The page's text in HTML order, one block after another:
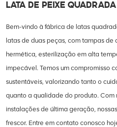
LATA DE PEIXE QUADRADA
Bem-vindo à fábrica de latas
latas de duas peças, com tampas
hermética, esterilização em alta
impecável. Temos um compromisso
sustentáveis, valorizando tanto o
quanto a qualidade do produto.
instalações de última geração,
frescor. Entre em contato conosco